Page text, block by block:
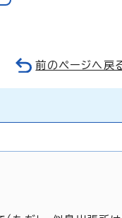
前のページへ戻